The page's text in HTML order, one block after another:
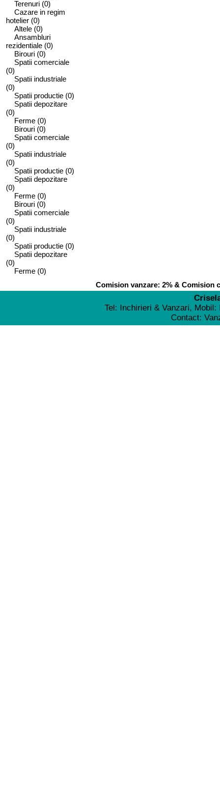
Terenuri (0)
Cazare in regim
hotelier (0)
Altele (0)
Ansambluri
rezidentiale (0)
Birouri (0)
Spatii comerciale
(0)
Spatii industriale
(0)
Spatii productie (0)
Spatii depozitare
(0)
Ferme (0)
Birouri (0)
Spatii comerciale
(0)
Spatii industriale
(0)
Spatii productie (0)
Spatii depozitare
(0)
Ferme (0)
Birouri (0)
Spatii comerciale
(0)
Spatii industriale
(0)
Spatii productie (0)
Spatii depozitare
(0)
Ferme (0)
Comision vanzare: 2% & Comision
Tel: Inchirieri & Vanzari,
Contact: